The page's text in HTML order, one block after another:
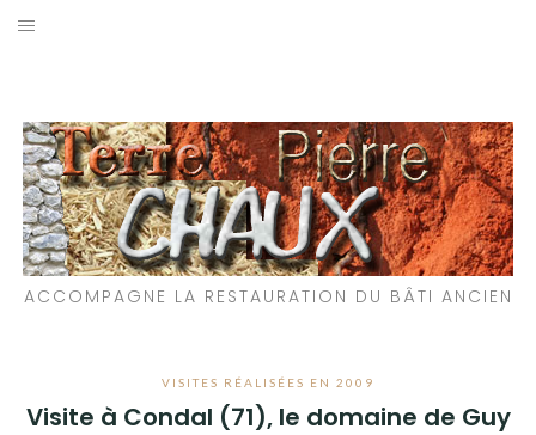
Aller
ACCOMPAGNE LA RESTAURATION DU BÂTI ANCIEN
VISITES RÉALISÉES EN 2009
Visite à Condal (71), le domaine de Guy
PARTICIPATIFS
CHANTIERS RÉALISÉS
QUE PROPOSONS-NOUS ?